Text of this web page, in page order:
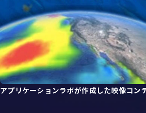
アプリケーションラボが作成した映像コン